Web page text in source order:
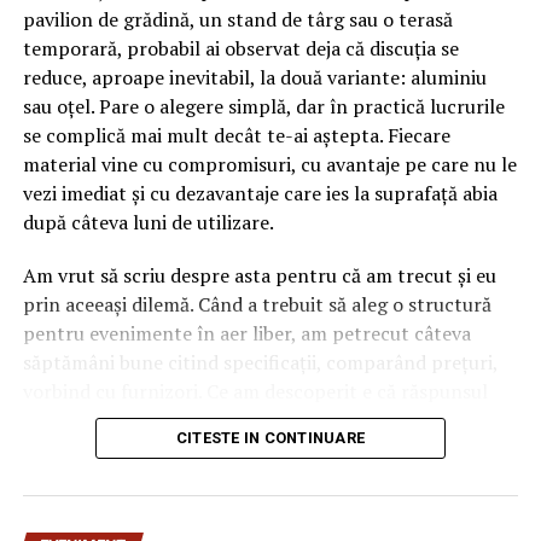
pavilion de grădină, un stand de târg sau o terasă
temporară, probabil ai observat deja că discuția se
reduce, aproape inevitabil, la două variante: aluminiu
sau oțel. Pare o alegere simplă, dar în practică lucrurile
se complică mai mult decât te-ai aștepta. Fiecare
material vine cu compromisuri, cu avantaje pe care nu le
vezi imediat și cu dezavantaje care ies la suprafață abia
după câteva luni de utilizare.
Am vrut să scriu despre asta pentru că am trecut și eu
prin aceeași dilemă. Când a trebuit să aleg o structură
pentru evenimente în aer liber, am petrecut câteva
săptămâni bune citind specificații, comparând prețuri,
„corect” depinde mult de context, de cât de des muți
pavilionul și de ce condiții meteo ai de înfruntat.
CITESTE IN CONTINUARE